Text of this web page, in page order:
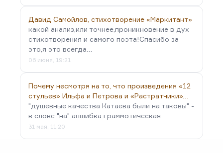
Давид Самойлов, стихотворение «Маркитант»
какой анализ,или точнее,проникновение в дух
стихотворения и самого поэта!Спасибо за
это,я это всегда…
06 июня, 19:21
Почему несмотря на то, что произведения «12
стульев» Ильфа и Петрова и «Растратчики»…
"душевные качества Катаева были на таковы" -
в слове "на" апшибка граммотическая
31 мая, 11:20